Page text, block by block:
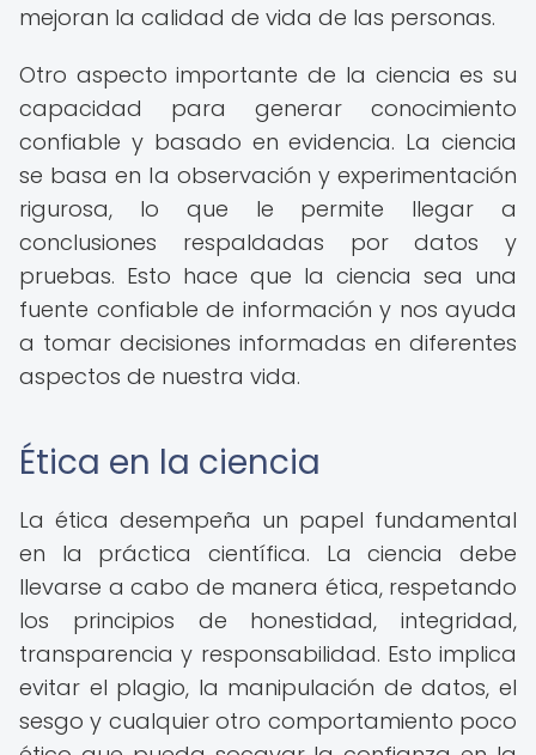
mejoran la calidad de vida de las personas.
Otro aspecto importante de la ciencia es su
capacidad para generar conocimiento
confiable y basado en evidencia. La ciencia
se basa en la observación y experimentación
rigurosa, lo que le permite llegar a
conclusiones respaldadas por datos y
pruebas. Esto hace que la ciencia sea una
fuente confiable de información y nos ayuda
a tomar decisiones informadas en diferentes
aspectos de nuestra vida.
Ética en la ciencia
La ética desempeña un papel fundamental
en la práctica científica. La ciencia debe
llevarse a cabo de manera ética, respetando
los principios de honestidad, integridad,
transparencia y responsabilidad. Esto implica
evitar el plagio, la manipulación de datos, el
sesgo y cualquier otro comportamiento poco